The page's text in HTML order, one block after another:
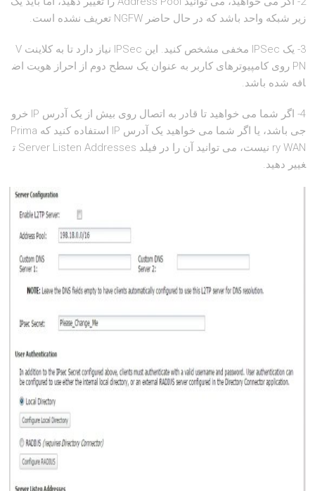
زیر شبکه واحد باشد که در حال حاضر NGFW تعریف نشده است.
3- یک IPSec مخفی مشخص کنید. این IPSec نیاز دارد تا به کلاینت V
PN روی کامپیوترهای کاربر به عنوان یک سطح دوم از احراز هویت اض
افه شده باشد.
4- اگر شما می خواهید تا قادر به اتصال روی بیش از یک آدرس IP خرو
جی باشد، یا اگر شما می خواهید یک آدرس IP استفاده کنید که Prima
ry WAN نیست، می توانید آن را در فیلد Server Listen Addresses ت
غییر دهید.